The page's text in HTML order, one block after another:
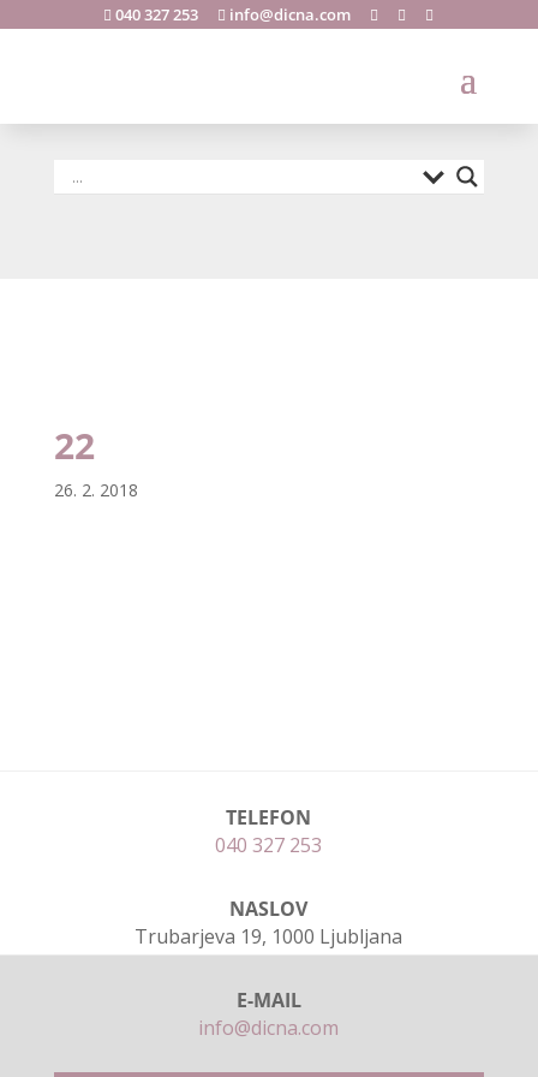
 040 327 253  info@dicna.com   
22
26. 2. 2018
TELEFON
040 327 253
NASLOV
Trubarjeva 19, 1000 Ljubljana
E-MAIL
info@dicna.com